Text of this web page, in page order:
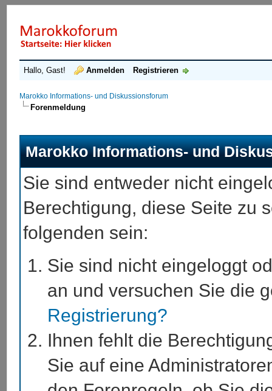
Hallo, Gast! Anmelden Registrieren
Marokko Informations- und Diskussionsforum
Forenmeldung
Marokko Informations- und
Sie sind entweder nicht
Berechtigung, diese Seite zu
folgenden sein:
Sie sind nicht eingeloggt
an und versuchen Sie die
Registrierung?
Ihnen fehlt die
Sie auf eine